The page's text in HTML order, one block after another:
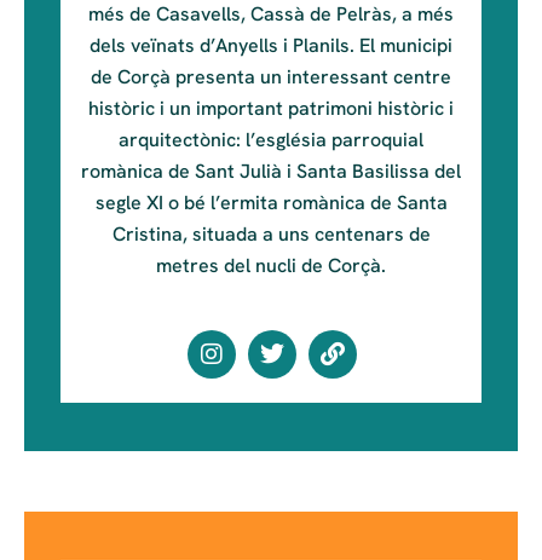
més de Casavells, Cassà de Pelràs, a més
dels veïnats d’Anyells i Planils. El municipi
de Corçà presenta un interessant centre
històric i un important patrimoni històric i
arquitectònic: l’església parroquial
romànica de Sant Julià i Santa Basilissa del
segle XI o bé l’ermita romànica de Santa
Cristina, situada a uns centenars de
metres del nucli de Corçà.